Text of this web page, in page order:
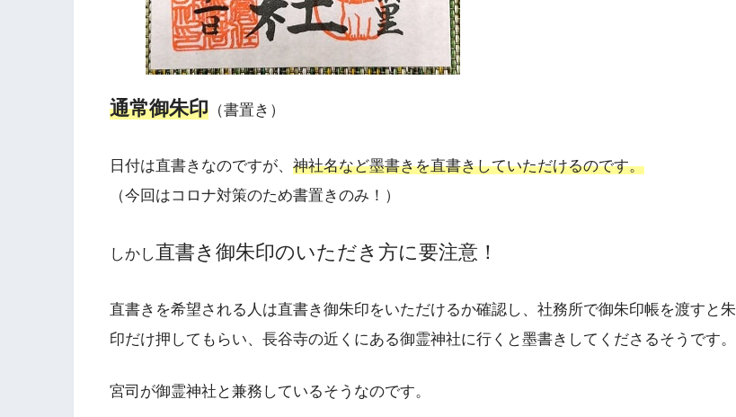
通常御朱印 （書置き）
日付は直書きなのですが、 神社名など墨書きを直書きしていただけるのです。
（今回はコロナ対策のため書置きのみ！）
しかし直書き御朱印のいただき方に要注意！
直書きを希望される人は直書き御朱印をいただけるか確認し、社務所で御朱印帳を渡すと朱
印だけ押してもらい、長谷寺の近くにある御霊神社に行くと墨書きしてくださるそうです。
宮司が御霊神社と兼務しているそうなのです。